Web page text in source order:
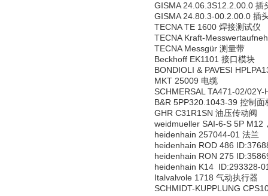
GISMA 24.06.3S12.2.00.0 插
GISMA 24.80.3-00.2.00.0 插
TECNA TE 1600 焊接测试仪
TECNA Kraft-
TECNA Messgür 测量带
Beckhoff EK1101 接口模块
BONDIOLI & PAVESI
MKT 25009 电缆
SCHMERSAL TA471-02/02Y-
B&R 5PP320.1043-39 控制面
GHR C31R1SN 油压传动阀
weidmueller SAI-6-S 5P M12
heidenhain 257044-01 法兰
heidenhain ROD 486
heidenhain RON 275
heidenhain K14 ID:293328-
Italvalvole 1718 气动执行器
SCHMIDT-KUPPLUNG